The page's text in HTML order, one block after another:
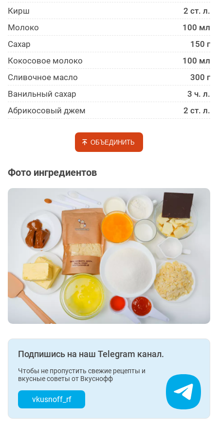
Кирш
2 ст. л.
Молоко
100 мл
Сахар
150 г
Кокосовое молоко
100 мл
Сливочное масло
300 г
Ванильный сахар
3 ч. л.
Абрикосовый джем
2 ст. л.
ОБЪЕДИНИТЬ
Фото ингредиентов
Подпишись на наш Telegram канал.
Чтобы не пропустить свежие рецепты и
вкусные советы от Вкуснофф
vkusnoff_rf